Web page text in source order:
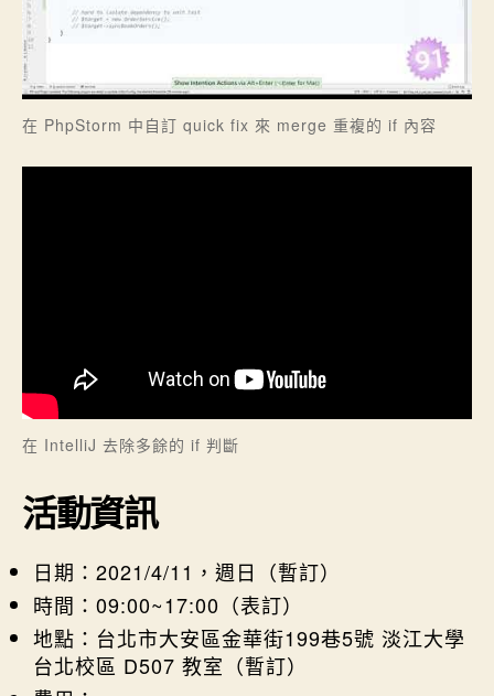
在 PhpStorm 中自訂 quick fix 來 merge 重複的 if 內容
在 IntelliJ 去除多餘的 if 判斷
活動資訊
日期：2021/4/11，週日（暫訂）
時間：09:00~17:00（表訂）
地點：台北市大安區金華街199巷5號 淡江大學
台北校區 D507 教室（暫訂）